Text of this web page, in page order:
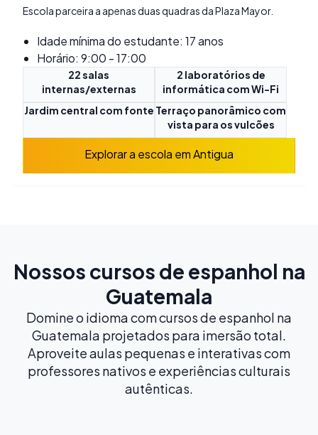
Escola parceira a apenas duas quadras da Plaza Mayor.
Idade mínima do estudante: 17 anos
Horário: 9:00 - 17:00
22 salas
internas/externas
2 laboratórios de
informática com Wi-Fi
Jardim central com fonte Terraço panorâmico com
vista para os vulcões
Explorar a escola em Antigua
Nossos cursos de espanhol na
Guatemala
Domine o idioma com cursos de espanhol na
Guatemala projetados para imersão total.
Aproveite aulas pequenas e interativas com
professores nativos e experiências culturais
autênticas.